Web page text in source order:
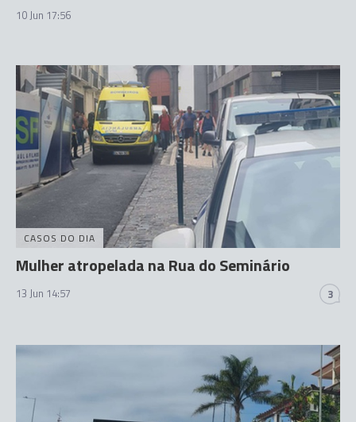
10 Jun 17:56
CASOS DO DIA
Mulher atropelada na Rua do Seminário
13 Jun 14:57 3